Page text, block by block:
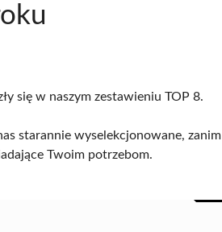
się w naszym zestawieniu TOP 8.
starannie wyselekcjonowane, zanim
Twoim potrzebom.